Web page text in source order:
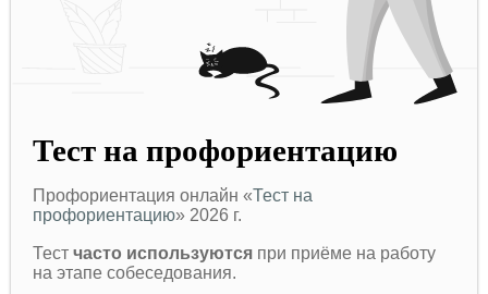
Тест на профориентацию
Профориентация онлайн «Тест на
профориентацию» 2026 г.
Тест часто используются при приёме на работу
на этапе собеседования.